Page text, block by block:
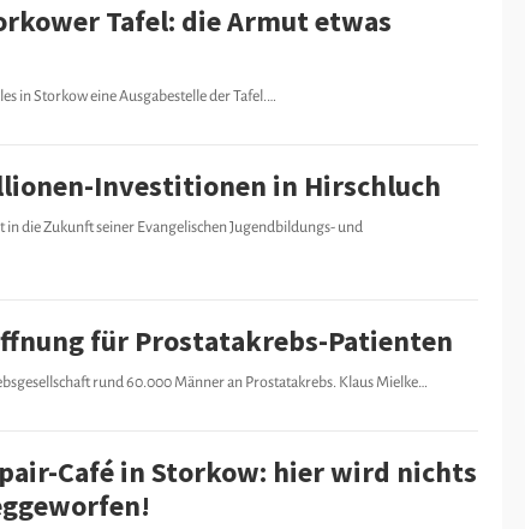
Tafel: die Armut etwas
in Storkow eine Ausgabestelle der Tafel.…
Investitionen in Hirschluch
in die Zukunft seiner Evangelischen Jugendbildungs- und
für Prostatakrebs-Patienten
rund 60.000 Männer an Prostatakrebs. Klaus Mielke…
Café in Storkow: hier wird nichts